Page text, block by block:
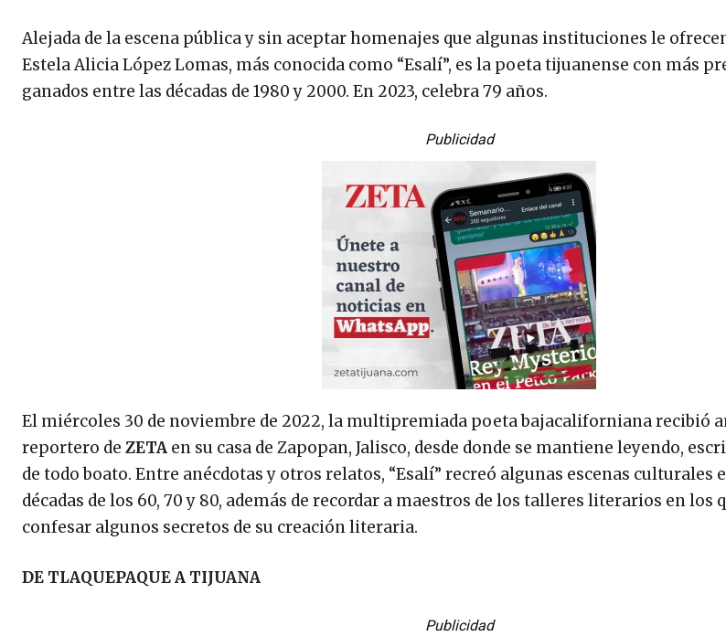
Alejada de la escena pública y sin aceptar homenajes que algunas instituciones le
Estela Alicia López Lomas, más conocida como “Esalí”, es la poeta tijuanense con más
ganados entre las décadas de 1980 y 2000. En 2023, celebra 79 años.
Publicidad
El miércoles 30 de noviembre de 2022, la multipremiada poeta bajacaliforniana recibió
reportero de ZETA en su casa de Zapopan, Jalisco, desde donde se mantiene leyendo,
de todo boato. Entre anécdotas y otros relatos, “Esalí” recreó algunas escenas culturales
décadas de los 60, 70 y 80, además de recordar a maestros de los talleres literarios en los
confesar algunos secretos de su creación literaria.
DE TLAQUEPAQUE A TIJUANA
Publicidad